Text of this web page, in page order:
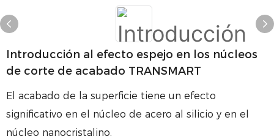
Introducción al efecto espejo en los núcleos
de corte de acabado TRANSMART
El acabado de la superficie tiene un efecto
significativo en el núcleo de acero al silicio y en el
núcleo nanocristalino.